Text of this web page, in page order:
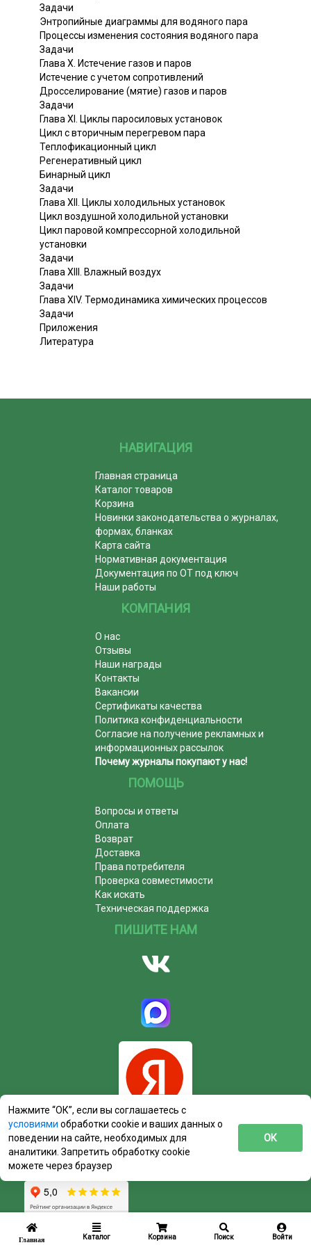
Главная Каталог Корзина Поиск Войти
Задачи
Энтропийные диаграммы для водяного пара
Процессы изменения состояния водяного пара
Задачи
Глава X. Истечение газов и паров
Истечение с учетом сопротивлений
Дросселирование (мятие) газов и паров
Задачи
Глава XI. Циклы паросиловых установок
Цикл с вторичным перегревом пара
Теплофикационный цикл
Регенеративный цикл
Бинарный цикл
Задачи
Глава XII. Циклы холодильных установок
Цикл воздушной холодильной установки
Цикл паровой компрессорной холодильной
установки
Задачи
Глава XIII. Влажный воздух
Задачи
Глава XIV. Термодинамика химических процессов
Задачи
Приложения
Литература
НАВИГАЦИЯ
Главная страница
Каталог товаров
Корзина
Новинки законодательства о журналах,
формах, бланках
Карта сайта
Нормативная документация
Документация по ОТ под ключ
Наши работы
КОМПАНИЯ
О нас
Отзывы
Наши награды
Контакты
Вакансии
Сертификаты качества
Политика конфиденциальности
Согласие на получение рекламных и
информационных рассылок
Почему журналы покупают у нас!
ПОМОЩЬ
Вопросы и ответы
Оплата
Возврат
Доставка
Права потребителя
Проверка совместимости
Как искать
Техническая поддержка
ПИШИТЕ НАМ
Нажмите “ОК”, если вы соглашаетесь с
условиями обработки cookie и ваших данных о
поведении на сайте, необходимых для
аналитики. Запретить обработку cookie
можете через браузер
ОК